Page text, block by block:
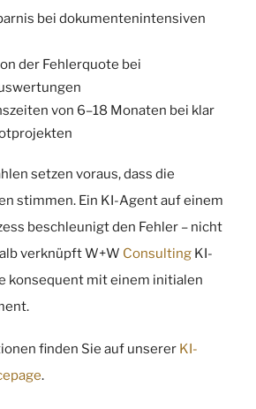
bei dokumentenintensiven
der Fehlerquote bei
von 6–18 Monaten bei klar
setzen voraus, dass die
stimmen. Ein KI-Agent auf einem
beschleunigt den Fehler – nicht
verknüpft W+W Consulting KI-
konsequent mit einem initialen
finden Sie auf unserer KI-
.